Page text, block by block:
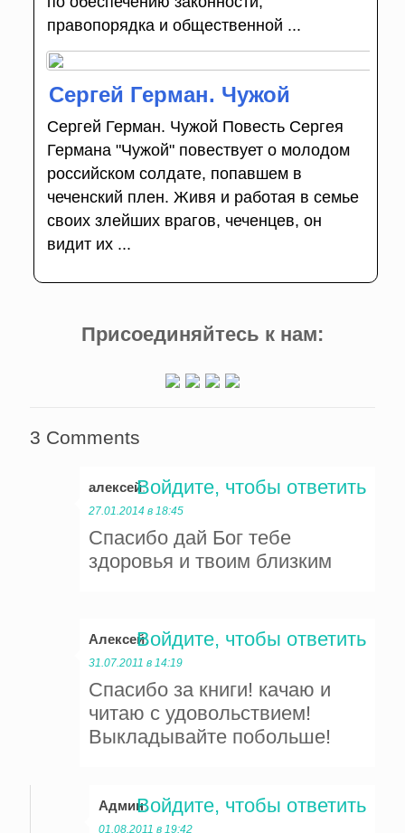
правопорядка и общественной ...
Сергей Герман. Чужой
Сергей Герман. Чужой Повесть Сергея
Германа "Чужой" повествует о молодом
российском солдате, попавшем в
чеченский плен. Живя и работая в семье
своих злейших врагов, чеченцев, он
видит их ...
Присоединяйтесь к нам:
3 Comments
алексей:
27.01.2014 в 18:45
Спасибо дай Бог тебе
здоровья и твоим близким
Войдите, чтобы ответить
Алексей:
31.07.2011 в 14:19
Спасибо за книги! качаю и
читаю с удовольствием!
Выкладывайте побольше!
Войдите, чтобы ответить
Админ:
01.08.2011 в 19:42
Войдите, чтобы ответить